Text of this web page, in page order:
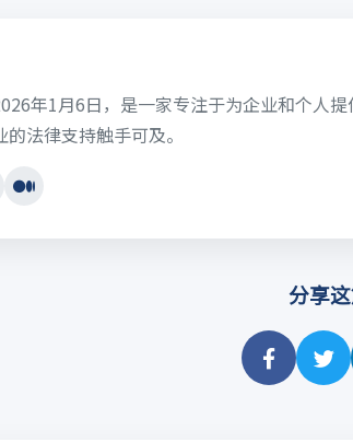
年1月6日，是一家专注于为企业和个人
法律支持触手可及。
分享